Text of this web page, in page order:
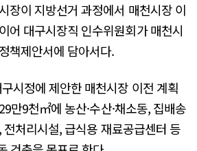
장이 지방선거 과정에서 매천시장 이
어 대구시장직 인수위원회가 매천시
책제안서에 담아서다.
시정에 제안한 매천시장 이전 계획
만9천㎡에 농산·수산·채소동, 집배송
처리시설, 급식용 재료공급센터 등